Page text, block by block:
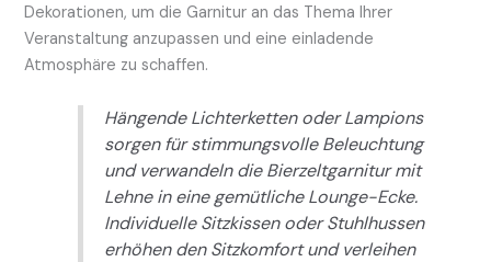
Dekorationen, um die Garnitur an das Thema Ihrer
Veranstaltung anzupassen und eine einladende
Atmosphäre zu schaffen.
Hängende Lichterketten oder Lampions
sorgen für stimmungsvolle Beleuchtung
und verwandeln die Bierzeltgarnitur mit
Lehne in eine gemütliche Lounge-Ecke.
Individuelle Sitzkissen oder Stuhlhussen
erhöhen den Sitzkomfort und verleihen